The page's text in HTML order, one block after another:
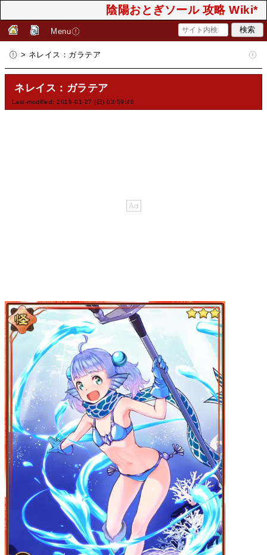
陰陽おとぎソール 攻略 Wiki*
Menu
> ネレイス：ガラテア
ネレイス：ガラテア
Last-modified: 2019-01-27 (日) 03:59:48